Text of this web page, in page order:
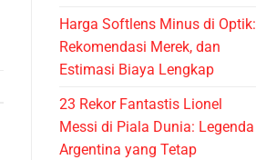
Harga Softlens Minus di Optik:
Rekomendasi Merek, dan
Estimasi Biaya Lengkap
23 Rekor Fantastis Lionel
Messi di Piala Dunia: Legenda
Argentina yang Tetap